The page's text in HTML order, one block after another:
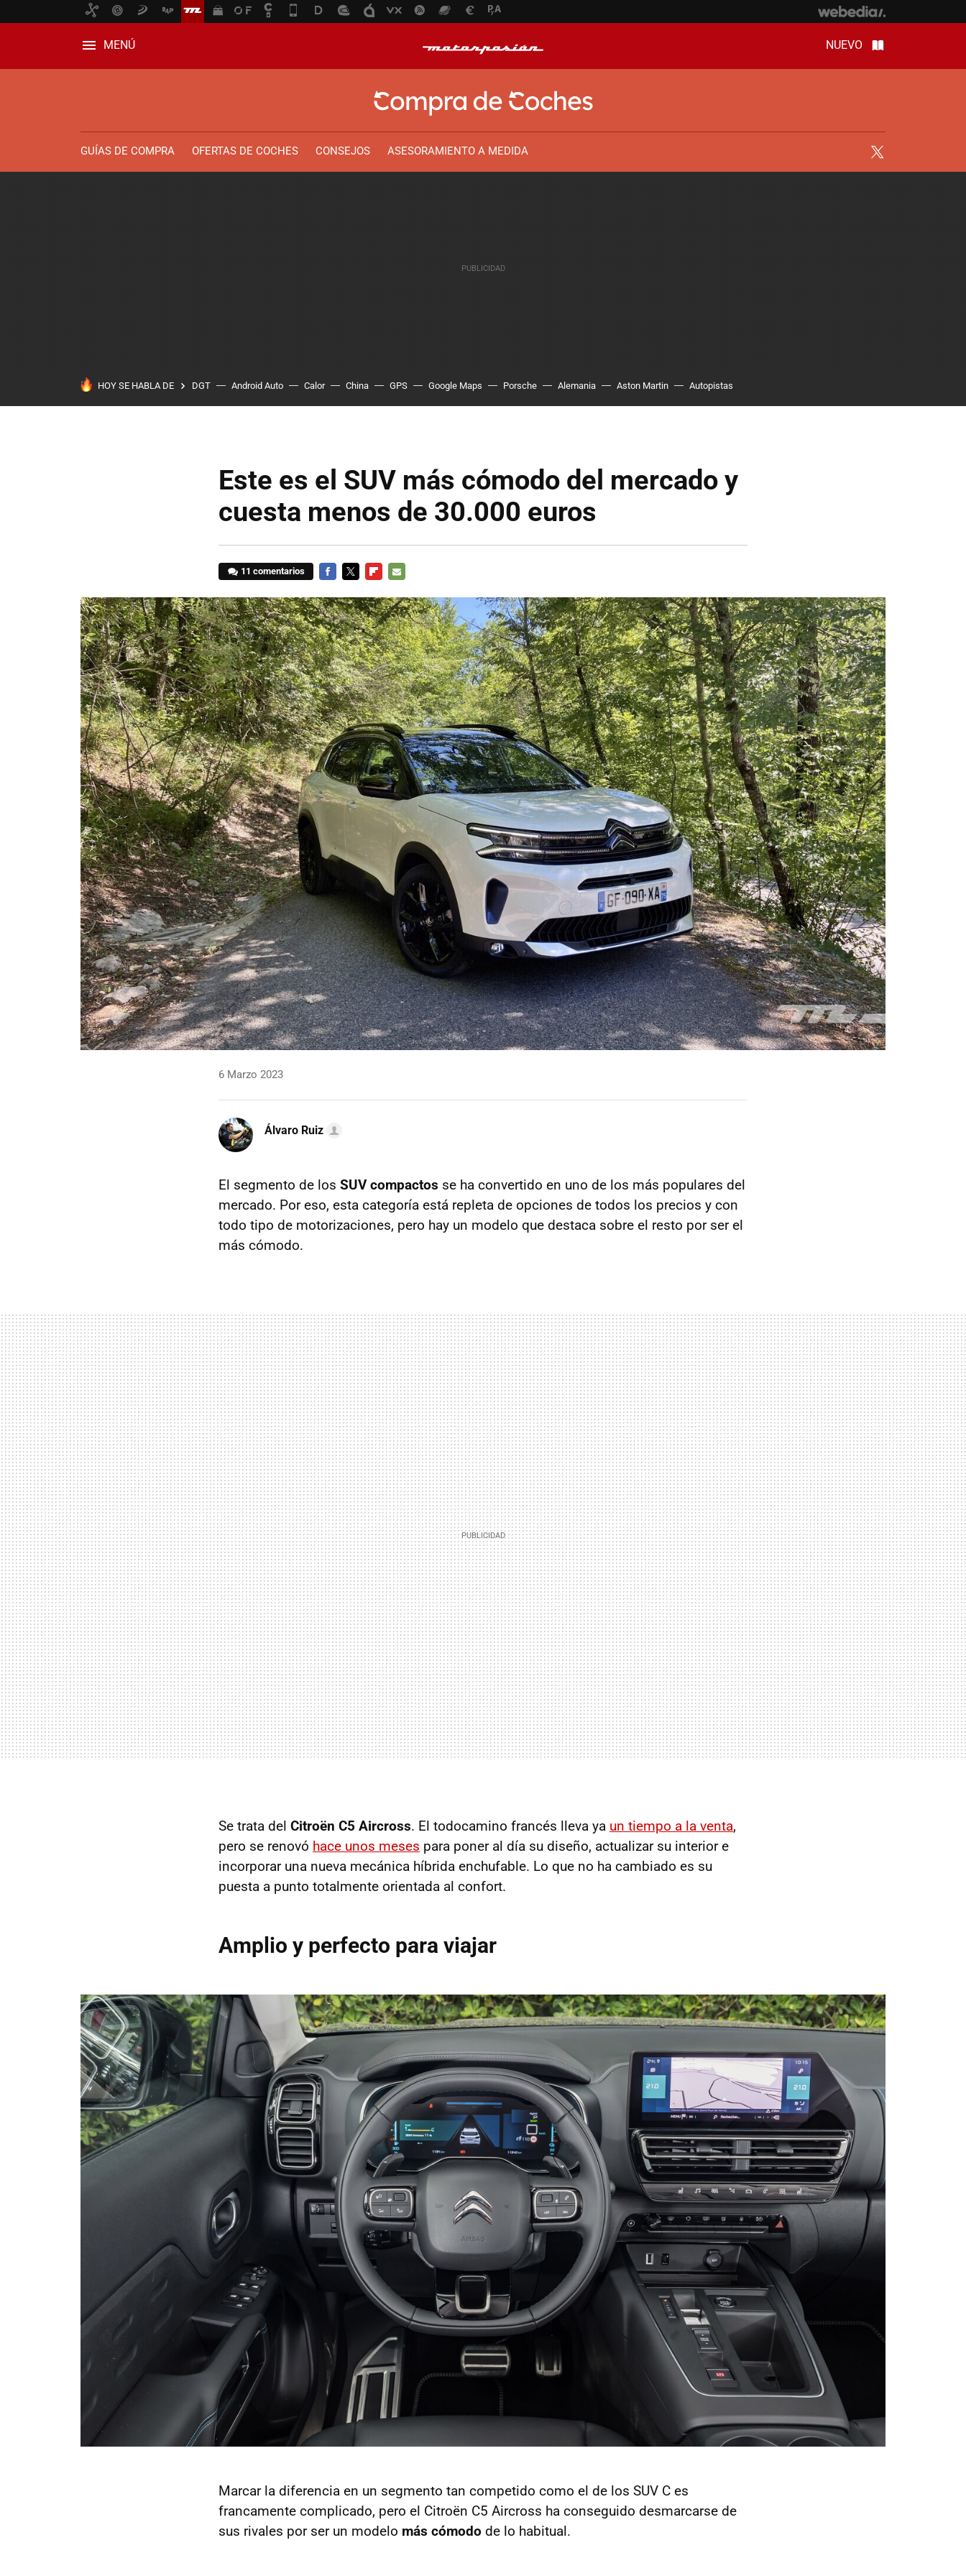
MENÚ NUEVO
GUÍAS DE COMPRA OFERTAS DE COCHES CONSEJOS ASESORAMIENTO A MEDIDA
HOY SE HABLA DE DGT Android Auto Calor China GPS Google Maps Porsche Alemania Aston Martin Autopistas
Este es el SUV más cómodo del mercado y
cuesta menos de 30.000 euros
11 comentarios
MAIL
6 Marzo 2023
Álvaro Ruiz
El segmento de los SUV compactos se ha convertido en uno de los más populares del
mercado. Por eso, esta categoría está repleta de opciones de todos los precios y con
todo tipo de motorizaciones, pero hay un modelo que destaca sobre el resto por ser el
más cómodo.
Se trata del Citroën C5 Aircross. El todocamino francés lleva ya un tiempo a la venta,
pero se renovó hace unos meses para poner al día su diseño, actualizar su interior e
incorporar una nueva mecánica híbrida enchufable. Lo que no ha cambiado es su
puesta a punto totalmente orientada al confort.
Amplio y perfecto para viajar
Marcar la diferencia en un segmento tan competido como el de los SUV C es
francamente complicado, pero el Citroën C5 Aircross ha conseguido desmarcarse de
sus rivales por ser un modelo más cómodo de lo habitual.